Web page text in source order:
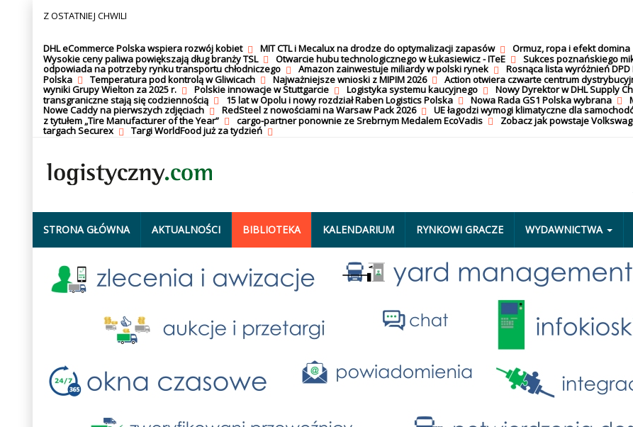
Z OSTATNIEJ CHWILI
DHL eCommerce Polska wspiera rozwój kobiet MIT CTL i Mecalux na drodze do optymalizacji zapasów Ormuz, ropa i efekt domina
Wysokie ceny paliwa powiększają dług branży TSL
Otwarcie hubu technologicznego w Łukasiewicz - ITeE Sukces poznańskiego
odpowiada na potrzeby rynku transportu chłodniczego
Amazon zainwestuje miliardy w polski rynek Rosnąca lista wyróżnień DPD
Polska
Temperatura pod kontrolą w Gliwicach Najważniejsze wnioski z MIPIM 2026 Action otwiera czwarte centrum
wyniki Grupy Wielton za 2025 r.
Polskie innowacje w Stuttgarcie Logistyka systemu kaucyjnego Nowy Dyrektor w DHL Supply
transgraniczne stają się codziennością
15 lat w Opolu i nowy rozdział Raben Logistics Polska Nowa Rada GS1 Polska wybrana
Nowe Caddy na pierwszych zdjęciach
RedSteel z nowościami na Warsaw Pack 2026 UE łagodzi wymogi klimatyczne dla
z tytułem „Tire Manufacturer of the Year”
cargo-partner ponownie ze Srebrnym Medalem EcoVadis Zobacz jak powstaje
targach Securex
Targi WorldFood już za tydzień
STRONA GŁÓWNA AKTUALNOŚCI BIBLIOTEKA KALENDARIUM RYNKOWI GRACZE WYDAWNICTWA